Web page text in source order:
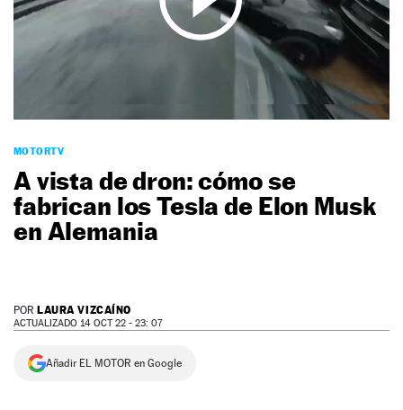
NEWSLETTER
MOTORTV
A vista de dron: cómo se
fabrican los Tesla de Elon Musk
en Alemania
POR LAURA VIZCAÍNO
ACTUALIZADO 14 OCT 22 - 23: 07
Añadir EL MOTOR en Google